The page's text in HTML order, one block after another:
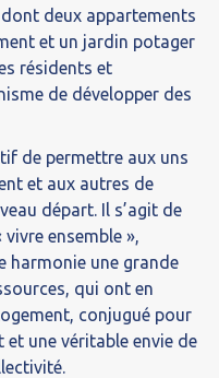
deux appartements
et un jardin potager
résidents et
de développer des
de permettre aux uns
et aux autres de
départ. Il s’agit de
ensemble »,
harmonie une grande
qui ont en
conjugué pour
et une véritable envie de